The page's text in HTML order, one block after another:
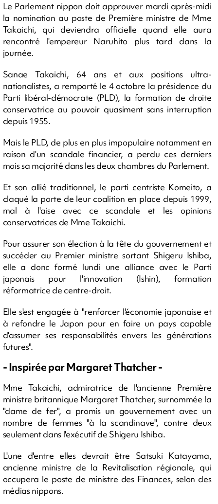
Le Parlement nippon doit approuver mardi après-midi
la nomination au poste de Première ministre de Mme
Takaichi, qui deviendra officielle quand elle aura
rencontré l'empereur Naruhito plus tard dans la
journée.
Sanae Takaichi, 64 ans et aux positions ultra-
nationalistes, a remporté le 4 octobre la présidence du
Parti libéral-démocrate (PLD), la formation de droite
conservatrice au pouvoir quasiment sans interruption
depuis 1955.
Mais le PLD, de plus en plus impopulaire notamment en
raison d'un scandale financier, a perdu ces derniers
mois sa majorité dans les deux chambres du Parlement.
Et son allié traditionnel, le parti centriste Komeito, a
claqué la porte de leur coalition en place depuis 1999,
mal à l'aise avec ce scandale et les opinions
conservatrices de Mme Takaichi.
Pour assurer son élection à la tête du gouvernement et
succéder au Premier ministre sortant Shigeru Ishiba,
elle a donc formé lundi une alliance avec le Parti
japonais pour l'innovation (Ishin), formation
réformatrice de centre-droit.
Elle s'est engagée à "renforcer l'économie japonaise et
à refondre le Japon pour en faire un pays capable
d'assumer ses responsabilités envers les générations
futures".
- Inspirée par Margaret Thatcher -
Mme Takaichi, admiratrice de l'ancienne Première
ministre britannique Margaret Thatcher, surnommée la
"dame de fer", a promis un gouvernement avec un
nombre de femmes "à la scandinave", contre deux
seulement dans l'exécutif de Shigeru Ishiba.
L'une d'entre elles devrait être Satsuki Katayama,
ancienne ministre de la Revitalisation régionale, qui
occupera le poste de ministre des Finances, selon des
médias nippons.